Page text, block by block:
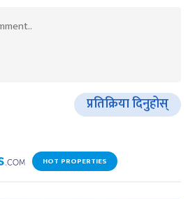
प्रतिक्रिया दिनुहोस्
HOT PROPERTIES